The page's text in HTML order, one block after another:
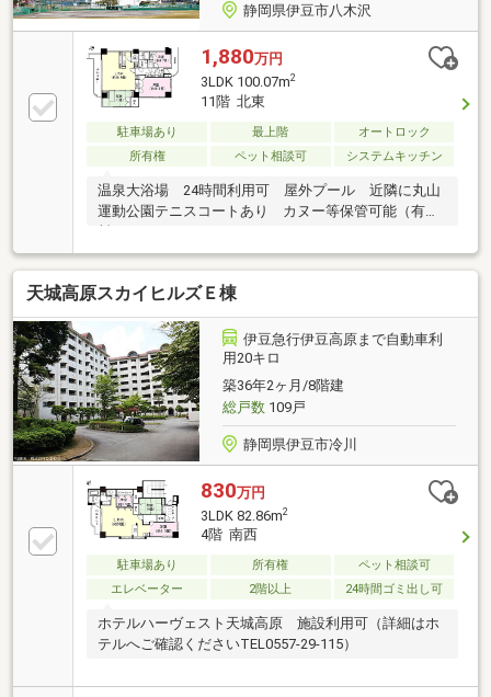
静岡県伊豆市八木沢
1,880万円
3LDK 100.07m2
11階 北東
駐車場あり 最上階
オートロック
所有権
ペット相談可 システムキッチン
温泉大浴場 24時間利用可 屋外プール 近隣に丸山
運動公園テニスコートあり カヌー等保管可能（有
料）
天城高原スカイヒルズＥ棟
伊豆急行伊豆高原まで自動車利
用20キロ
築36年2ヶ月/8階建
総戸数109戸
静岡県伊豆市冷川
830万円
3LDK 82.86m2
4階 南西
駐車場あり 所有権
ペット相談可
エレベーター
2階以上 24時間ゴミ出し可
ホテルハーヴェスト天城高原 施設利用可（詳細はホ
テルへご確認くださいTEL0557-29-115）